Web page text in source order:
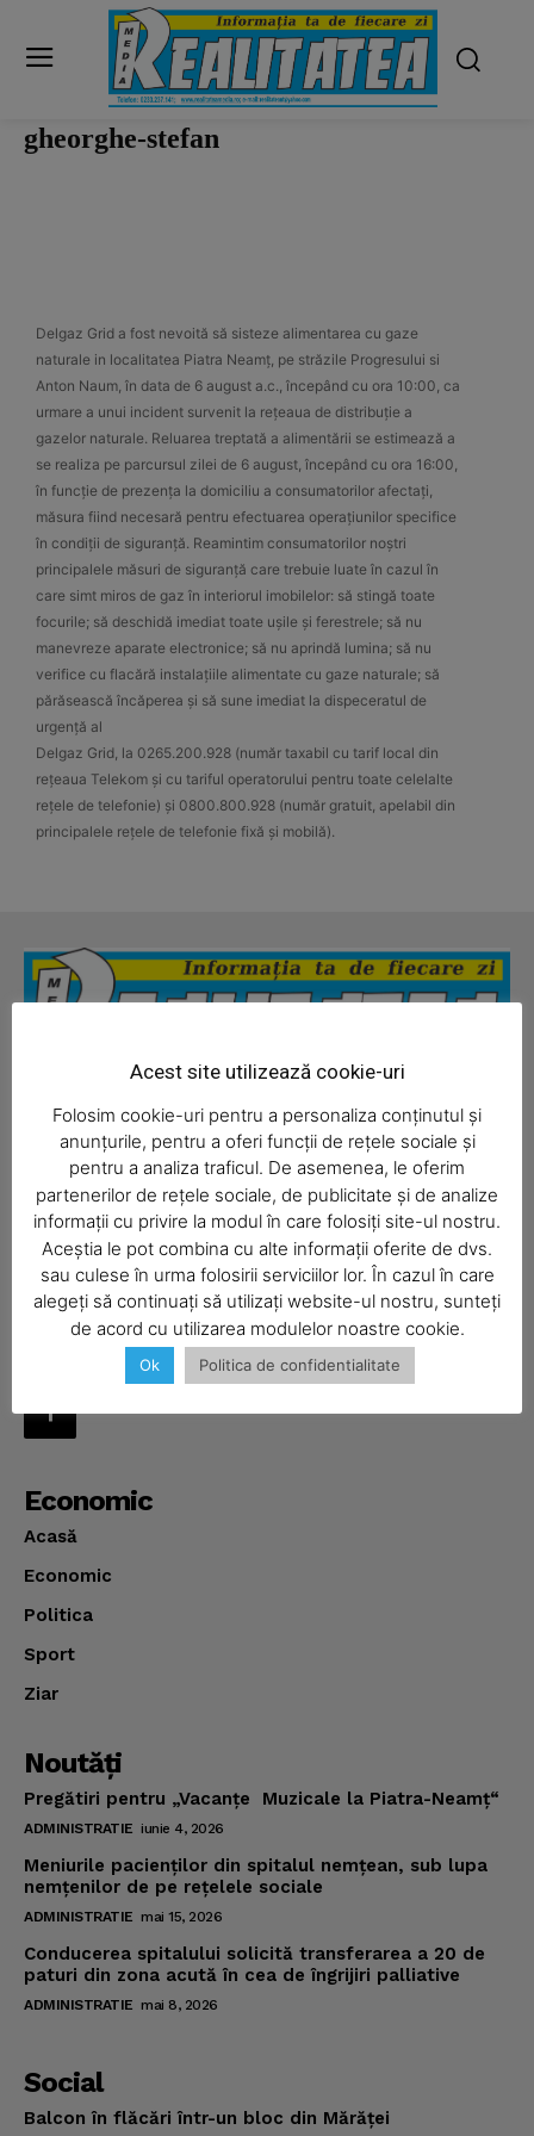
SUBSCRIBE NOW
Company
Subscription Plans
My account
gheorghe-stefan
Delgaz Grid a fost nevoită să sisteze alimentarea cu gaze
naturale in localitatea Piatra Neamț, pe străzile Progresului si
Anton Naum, în data de 6 august a.c., începând cu ora 10:00, ca
urmare a unui incident survenit la rețeaua de distribuție a
gazelor naturale. Reluarea treptată a alimentării se estimează a
se realiza pe parcursul zilei de 6 august, începând cu ora 16:00,
în funcție de prezența la domiciliu a consumatorilor afectați,
măsura fiind necesară pentru efectuarea operațiunilor specifice
în condiții de siguranță. Reamintim consumatorilor noștri
principalele măsuri de siguranță care trebuie luate în cazul în
care simt miros de gaz în interiorul imobilelor: să stingă toate
focurile; să deschidă imediat toate ușile și ferestrele; să nu
manevreze aparate electronice; să nu aprindă lumina; să nu
verifice cu flacără instalațiile alimentate cu gaze naturale; să
părăsească încăperea și să sune imediat la dispeceratul de
urgență al
Delgaz Grid, la 0265.200.928 (număr taxabil cu tarif local din
rețeaua Telekom și cu tariful operatorului pentru toate celelalte
rețele de telefonie) și 0800.800.928 (număr gratuit, apelabil din
principalele rețele de telefonie fixă și mobilă).
Administratie Cultura Economic
Eveniment
Intreruperi curent
Politica
Portia de Realitate
Sanatate
Social Sport Ziar
Despre
Realitatea Media – ziar local pentru județul Neamț,
disponibil în format fizic și online. Știri actuale, informații
verificate și reportaje locale.
Economic
Acasă
Economic
Politica
Sport
Ziar
Noutăţi
Pregătiri pentru „Vacanţe Muzicale la Piatra-Neamţ“
ADMINISTRATIE iunie 4, 2026
Meniurile pacienţilor din spitalul nemţean, sub lupa
nemţenilor de pe reţelele sociale
ADMINISTRATIE mai 15, 2026
Conducerea spitalului solicită transferarea a 20 de
paturi din zona acută în cea de îngrijiri palliative
ADMINISTRATIE mai 8, 2026
Social
Balcon în flăcări într-un bloc din Mărăţei
Acest site utilizează cookie-uri
Folosim cookie-uri pentru a personaliza conținutul și
anunțurile, pentru a oferi funcții de rețele sociale și
pentru a analiza traficul. De asemenea, le oferim
partenerilor de rețele sociale, de publicitate și de analize
informații cu privire la modul în care folosiți site-ul nostru.
Aceștia le pot combina cu alte informații oferite de dvs.
sau culese în urma folosirii serviciilor lor. În cazul în care
alegeți să continuați să utilizați website-ul nostru, sunteți
de acord cu utilizarea modulelor noastre cookie.
Ok Politica de confidentialitate